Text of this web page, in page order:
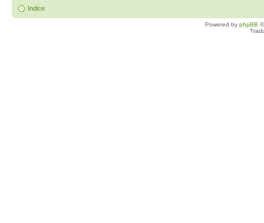
Indice
Powered by phpBB